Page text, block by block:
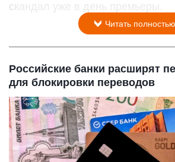
скандал уже в день премьеры.
Читать полностью
Российские банки расширят
для блокировки переводов